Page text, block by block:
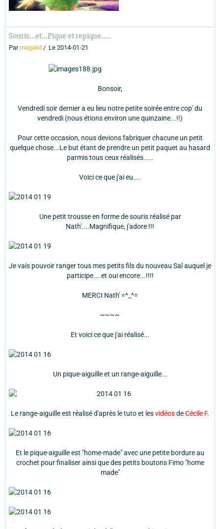
Souris...et...Pique et repique.....
Parmagalid Le 2014-01-21
Bonsoir,
Vendredi soir dernier a eu lieu notre petite soirée entre cop' du
vendredi (nous étions environ une quinzaine...!!)
Pour cette occasion, nous devions fabriquer chacune un petit
quelque chose...Le but étant de prendre un petit paquet au hasard
parmis tous ceux réalisés.....
Voici ce que j'ai eu....
Une petit trousse en forme de souris réalisé par
Nath'....Magnifique, j'adore !!!
Je vais pouvoir ranger tous mes petits fils du nouveau Sal auquel je
participe....et oui encore...!!!!
MERCI Nath' =^_^=
~~~~
Et voici ce que j'ai réalisé...
Un pique-aiguille et un range-aiguille...
Le range-aiguille est réalisé d'après le tuto et lesvidéosdeCécile F.
Et le pique-aiguille est "home-made" avec une petite bordure au
crochet pour finaliser ainsi que des petits boutons Fimo "home
made"